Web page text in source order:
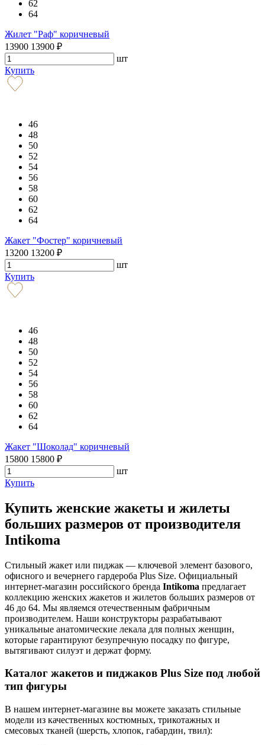
62
64
Жилет "Раф" коричневый
13900 13900 ₽
шт
Купить
46
48
50
52
54
56
58
60
62
64
Жакет "Фостер" коричневый
13200 13200 ₽
шт
Купить
46
48
50
52
54
56
58
60
62
64
Жакет "Шоколад" коричневый
15800 15800 ₽
шт
Купить
Купить женские жакеты и жилеты
больших размеров от производителя
Intikoma
Стильный жакет или пиджак — ключевой элемент базового,
офисного и вечернего гардероба Plus Size. Официальный
интернет-магазин российского бренда Intikoma предлагает
коллекцию женских жакетов и жилетов больших размеров от
46 до 64. Мы являемся отечественным фабричным
производителем. Наши конструкторы разрабатывают
уникальные анатомические лекала для полных женщин,
которые гарантируют безупречную посадку по фигуре,
вытягивают силуэт и держат форму.
Каталог жакетов и пиджаков Plus Size под любой
тип фигуры
В нашем интернет-магазине вы можете заказать стильные
модели из качественных костюмных, трикотажных и
смесовых тканей (шерсть, хлопок, габардин, твил):